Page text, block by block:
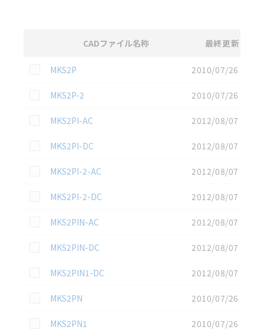
CADファイル名称 最終更新
この資料を選択
MKS2P
2010/07/26
この資料を選択
MKS2P-2
2010/07/26
この資料を選択
MKS2PI-AC
2012/08/07
この資料を選択
MKS2PI-DC
2012/08/07
この資料を選択
MKS2PI-2-AC
2012/08/07
この資料を選択
MKS2PI-2-DC
2012/08/07
この資料を選択
MKS2PIN-AC
2012/08/07
この資料を選択
MKS2PIN-DC
2012/08/07
この資料を選択
MKS2PIN1-DC
2012/08/07
この資料を選択
MKS2PN
2010/07/26
この資料を選択
MKS2PN1
2010/07/26